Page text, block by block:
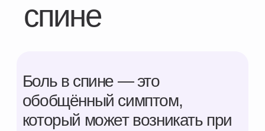
Боль в спине — это
двигательного аппарата и
окружающих тканей. Она
может быть связана с
мышечным перенапряжением,